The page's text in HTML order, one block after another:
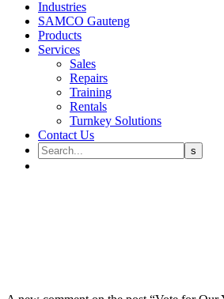
Industries
SAMCO Gauteng
Products
Services
Sales
Repairs
Training
Rentals
Turnkey Solutions
Contact Us